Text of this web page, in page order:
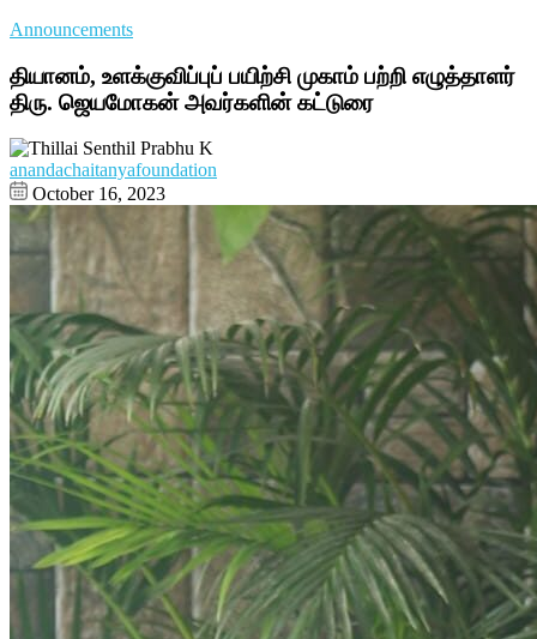
Announcements
தியானம், உளக்குவிப்புப் பயிற்சி முகாம் பற்றி எழுத்தாளர்
திரு. ஜெயமோகன் அவர்களின் கட்டுரை
anandachaitanyafoundation
October 16, 2023